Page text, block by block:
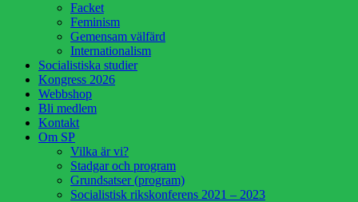
Facket
Feminism
Gemensam välfärd
Internationalism
Socialistiska studier
Kongress 2026
Webbshop
Bli medlem
Kontakt
Om SP
Vilka är vi?
Stadgar och program
Grundsatser (program)
Socialistisk rikskonferens 2021 – 2023